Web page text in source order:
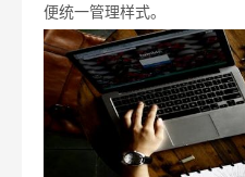
便统一管理样式。